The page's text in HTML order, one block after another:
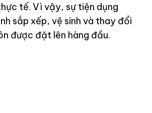
tế. Vì vậy, sự tiện dụng
sắp xếp, vệ sinh và thay đổi
được đặt lên hàng đầu.